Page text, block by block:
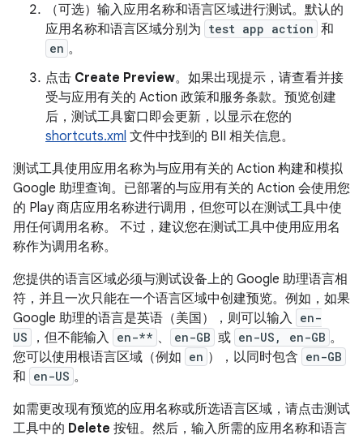
（可选）输入应用名称和语言区域进行测试。默认的
应用名称和语言区域分别为 test app action 和
en 。
点击 Create Preview。如果出现提示，请查看并接
受与应用有关的 Action 政策和服务条款。预览创建
后，测试工具窗口即会更新，以显示在您的
shortcuts.xml 文件中找到的 BII 相关信息。
测试工具使用应用名称为与应用有关的 Action 构建和模拟
Google 助理查询。已部署的与应用有关的 Action 会使用您
的 Play 商店应用名称进行调用，但您可以在测试工具中使
用任何调用名称。 不过，建议您在测试工具中使用应用名
称作为调用名称。
您提供的语言区域必须与测试设备上的 Google 助理语言相
符，并且一次只能在一个语言区域中创建预览。例如，如果
Google 助理的语言是英语（美国），则可以输入
en-
US
，但不能输入 en-** 、 en-GB 或 en-US, en-GB 。
您可以使用根语言区域（例如 en ），以同时包含 en-GB
和 en-US 。
如需更改现有预览的应用名称或所选语言区域，请点击测试
工具中的 Delete 按钮。然后，输入所需的应用名称和语言